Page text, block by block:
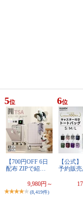
5位
【700円OFF 6日
配布 ZIPで紹…
9,980円～
(8,419件)
6位
【公式
予約販売